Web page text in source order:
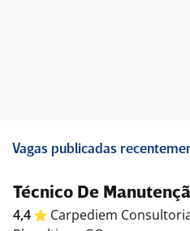
Vagas publicadas
Técnico De
4,4 Carpediem